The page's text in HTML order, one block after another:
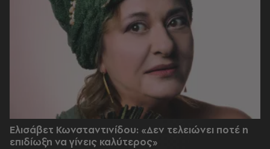
Ελισάβετ Κωνσταντινίδου: «Δεν τελειώνει ποτέ η
επιδίωξη να γίνεις καλύτερος»